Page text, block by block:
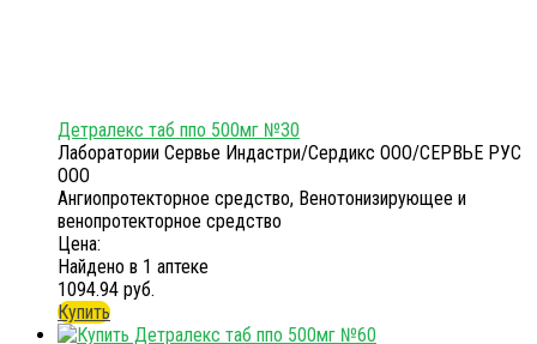
Детралекс таб ппо 500мг №30
Лаборатории Сервье Индастри/Сердикс ООО/СЕРВЬЕ РУС
ООО
Ангиопротекторное средство, Венотонизирующее и
венопротекторное средство
Цена:
Найдено в 1 аптеке
1094.94 руб.
Купить